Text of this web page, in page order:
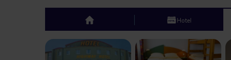
top Hotel
Previous slide